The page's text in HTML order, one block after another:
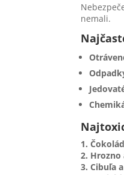
nemali.
1.
2.
3. Cibuľa